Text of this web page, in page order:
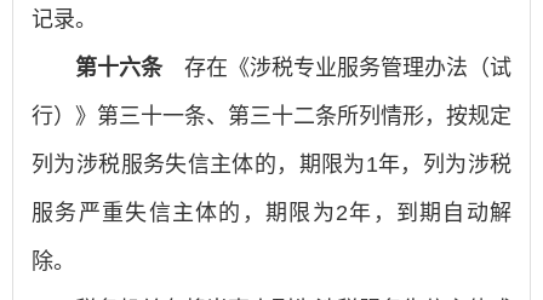
记录。
第十六条 存在《涉税专业服务管理办法（试
行）》第三十一条、第三十二条所列情形，按规定
列为涉税服务失信主体的，期限为1年，列为涉税
服务严重失信主体的，期限为2年，到期自动解
除。